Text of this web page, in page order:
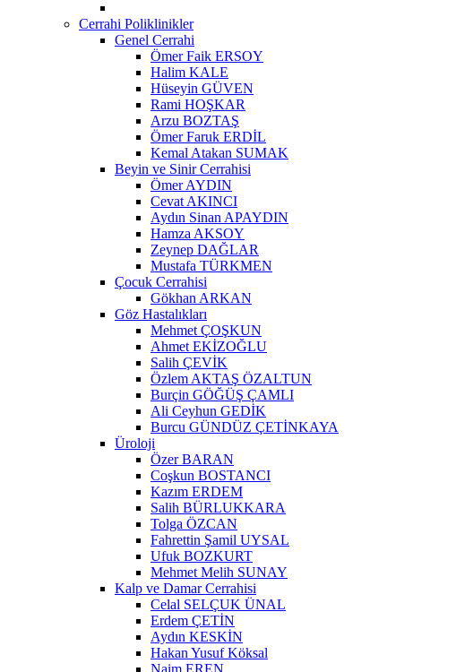
Cerrahi Poliklinikler
Genel Cerrahi
Ömer Faik ERSOY
Halim KALE
Hüseyin GÜVEN
Rami HOŞKAR
Arzu BOZTAŞ
Ömer Faruk ERDİL
Kemal Atakan SUMAK
Beyin ve Sinir Cerrahisi
Ömer AYDIN
Cevat AKINCI
Aydın Sinan APAYDIN
Hamza AKSOY
Zeynep DAĞLAR
Mustafa TÜRKMEN
Çocuk Cerrahisi
Gökhan ARKAN
Göz Hastalıkları
Mehmet ÇOŞKUN
Ahmet EKİZOĞLU
Salih ÇEVİK
Özlem AKTAŞ ÖZALTUN
Burçin GÖĞÜŞ ÇAMLI
Ali Ceyhun GEDİK
Burcu GÜNDÜZ ÇETİNKAYA
Üroloji
Özer BARAN
Coşkun BOSTANCI
Kazım ERDEM
Salih BÜRLUKKARA
Tolga ÖZCAN
Fahrettin Şamil UYSAL
Ufuk BOZKURT
Mehmet Melih SUNAY
Kalp ve Damar Cerrahisi
Celal SELÇUK ÜNAL
Erdem ÇETİN
Aydın KESKİN
Hakan Yusuf Köksal
Naim EREN